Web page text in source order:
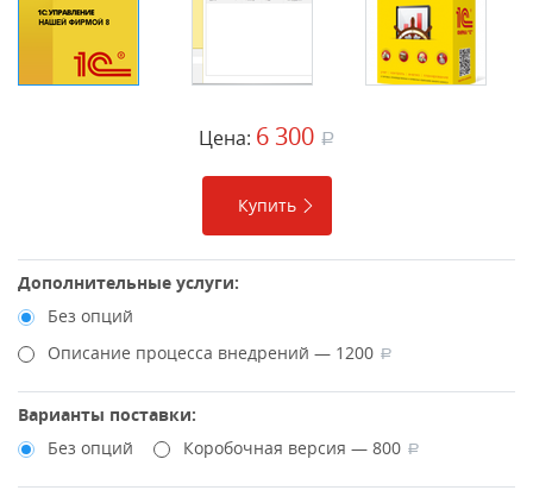
Цена: 6 300 a
Купить
Дополнительные услуги:
Без опций
Описание процесса внедрений — 1200 a
Варианты поставки:
Без опций
Коробочная версия — 800 a